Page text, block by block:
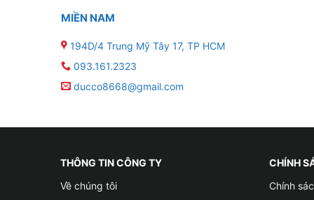
MIỀN NAM
194D/4 Trung Mỹ Tây 17, TP HCM
093.161.2323
ducco8668@gmail.com
THÔNG TIN CÔNG TY
Về chúng tôi
CHÍNH
Chính